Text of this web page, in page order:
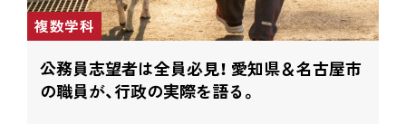
複数学科
公務員志望者は全員必見！ 愛知県＆名古屋市
の職員が、行政の実際を語る。